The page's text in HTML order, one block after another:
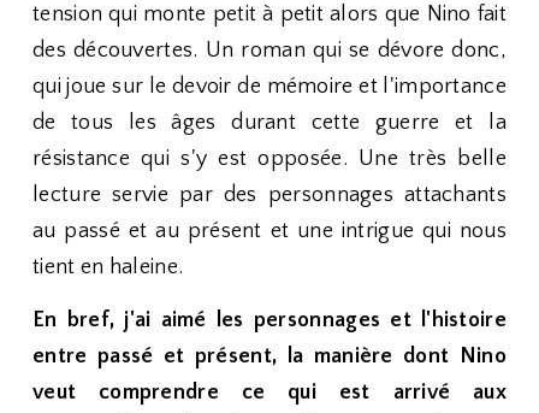
tension qui monte petit à petit alors que Nino fait
des découvertes. Un roman qui se dévore donc,
qui joue sur le devoir de mémoire et l'importance
de tous les âges durant cette guerre et la
résistance qui s'y est opposée. Une très belle
lecture servie par des personnages attachants
au passé et au présent et une intrigue qui nous
tient en haleine.
En bref, j'ai aimé les personnages et l'histoire
entre passé et présent, la manière dont Nino
veut comprendre ce qui est arrivé aux